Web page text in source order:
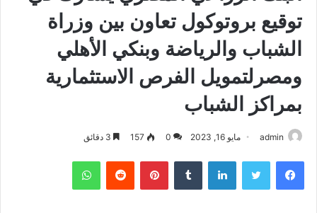
توقيع بروتوكول تعاون بين وزراة
الشباب والرياضة وبنكي الأهلي
ومصرلتمويل الفرص الاستثمارية
بمراكز الشباب
admin مايو 16, 2023 0
157
فيسبوك تويتر لينكدإن بينتيريست واتساب